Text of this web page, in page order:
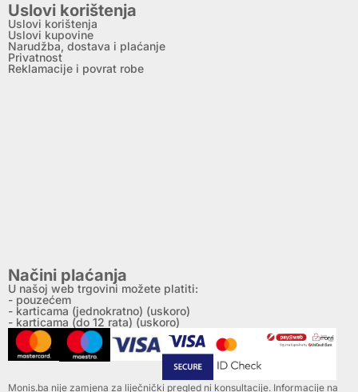
Uslovi korištenja
Uslovi korištenja
Uslovi kupovine
Narudžba, dostava i plaćanje
Privatnost
Reklamacije i povrat robe
Načini plaćanja
U našoj web trgovini možete platiti:
- pouzećem
- karticama (jednokratno) (uskoro)
- karticama (do 12 rata) (uskoro)
Monis.ba nije zamjena za liječnički pregled ni konsultacije. Informacije na